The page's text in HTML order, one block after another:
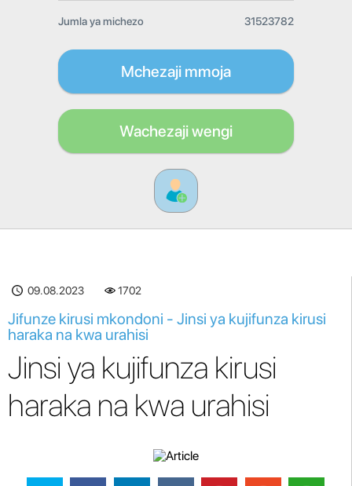
Jumla ya michezo 31523782
Mchezaji mmoja
Wachezaji wengi
09.08.2023 1702
Jifunze kirusi mkondoni - Jinsi ya kujifunza kirusi
haraka na kwa urahisi
Jinsi ya kujifunza kirusi
haraka na kwa urahisi